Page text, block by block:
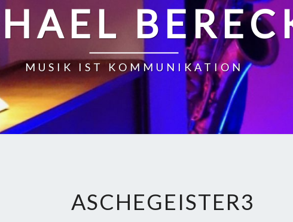
MUSIK IST KOMMUNIKATION
ASCHEGEISTER3